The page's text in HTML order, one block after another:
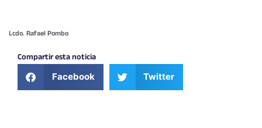
Lcdo. Rafael Pombo
Compartir esta noticia
Facebook Twitter